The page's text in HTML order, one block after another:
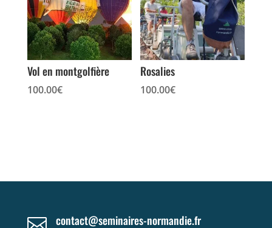
Vol en montgolfière
100.00€
Rosalies
100.00€
contact@seminaires-normandie.fr